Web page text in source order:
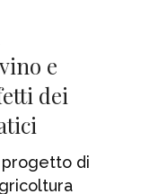
e
dei
progetto di